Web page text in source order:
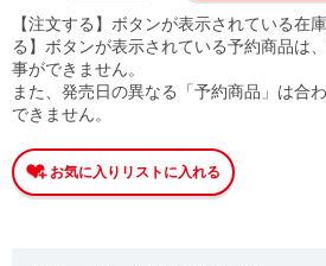
【注文する】ボタンが表示されている在
る】ボタンが表示されている予約商品は
事ができません。
また、発売日の異なる「予約商品」は合
できません。